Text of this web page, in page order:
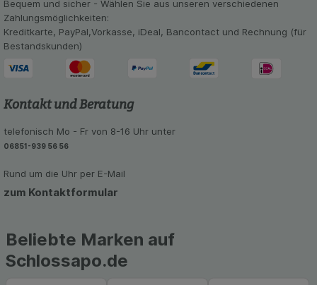
Bequem und sicher - Wählen Sie aus unseren verschiedenen
Zahlungsmöglichkeiten:
Kreditkarte, PayPal,Vorkasse, iDeal, Bancontact und Rechnung (für
Bestandskunden)
Kontakt und Beratung
telefonisch Mo - Fr von 8-16 Uhr unter
06851-939 56 56
Rund um die Uhr per E-Mail
zum Kontaktformular
Beliebte Marken auf
Schlossapo.de